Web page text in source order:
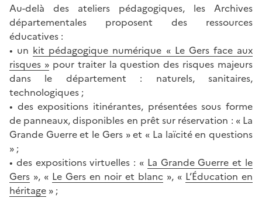
Au-delà des ateliers pédagogiques, les Archives
départementales proposent des ressources
éducatives :
• un kit pédagogique numérique « Le Gers face aux
risques »pour traiter la question des risques majeurs
dans le département : naturels, sanitaires,
technologiques ;
• des expositions itinérantes, présentées sous forme
de panneaux, disponibles en prêt sur réservation : « La
Grande Guerre et le Gers » et « La laïcité en questions
» ;
• des expositions virtuelles : « La Grande Guerre et le
Gers », « Le Gers en noir et blanc », « L’Éducation en
héritage » ;